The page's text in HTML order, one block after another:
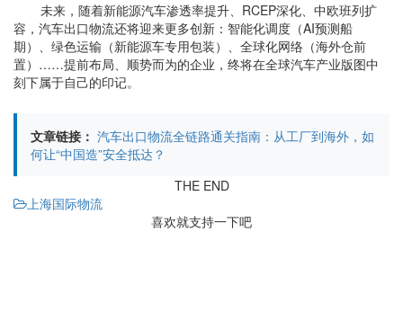
未来，随着新能源汽车渗透率提升、RCEP深化、中欧班列扩
容，汽车出口物流还将迎来更多创新：智能化调度（AI预测船
期）、绿色运输（新能源车专用包装）、全球化网络（海外仓前
置）……提前布局、顺势而为的企业，终将在全球汽车产业版图中
刻下属于自己的印记。
文章链接： 汽车出口物流全链路通关指南：从工厂到海外，如
何让“中国造”安全抵达？
THE END
上海国际物流
喜欢就支持一下吧